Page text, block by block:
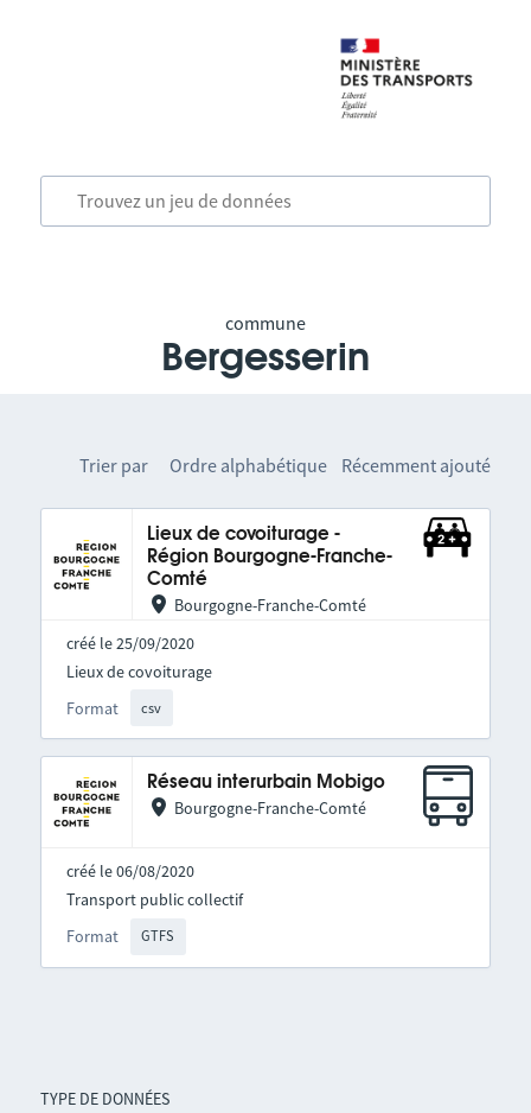
commune
Bergesserin
TYPE DE DONNÉES
Trier par Ordre alphabétique Récemment ajouté
Lieux de covoiturage -
Région Bourgogne-Franche-
Comté
Bourgogne-Franche-Comté
créé le 25/09/2020
Format csv
Lieux de covoiturage
Réseau interurbain Mobigo
Bourgogne-Franche-Comté
créé le 06/08/2020
Format GTFS
Transport public collectif